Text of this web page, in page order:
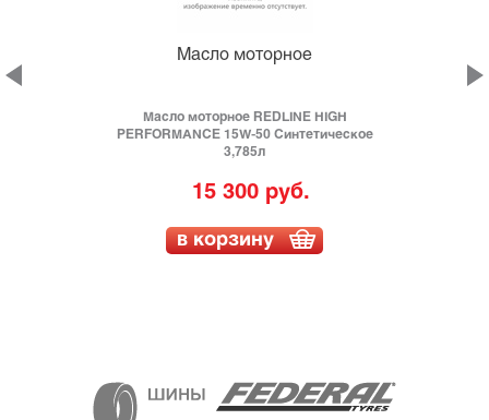
Масло моторное
Масло моторное REDLINE HIGH
PERFORMANCE 15W-50 Синтетическое
3,785л
15 300 руб.
в корзину